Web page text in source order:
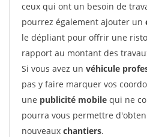
ceux qui ont un besoin de
pourrez également ajouter un
le dépliant pour offrir une
rapport au montant des
Si vous avez un véhicule
pas y faire marquer vos
une publicité mobile qui ne
pourra vous permettre
nouveaux chantiers.